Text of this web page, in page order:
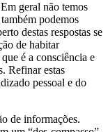
geral não temos
podemos
destas respostas se
de habitar
é a consciência e
Refinar estas
pessoal e do
de informações.